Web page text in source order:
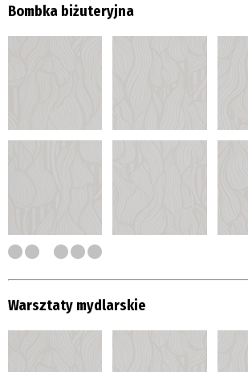
Bombka biżuteryjna
Warsztaty mydlarskie